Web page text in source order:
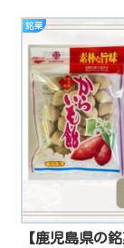
銘菓
【鹿児島県の